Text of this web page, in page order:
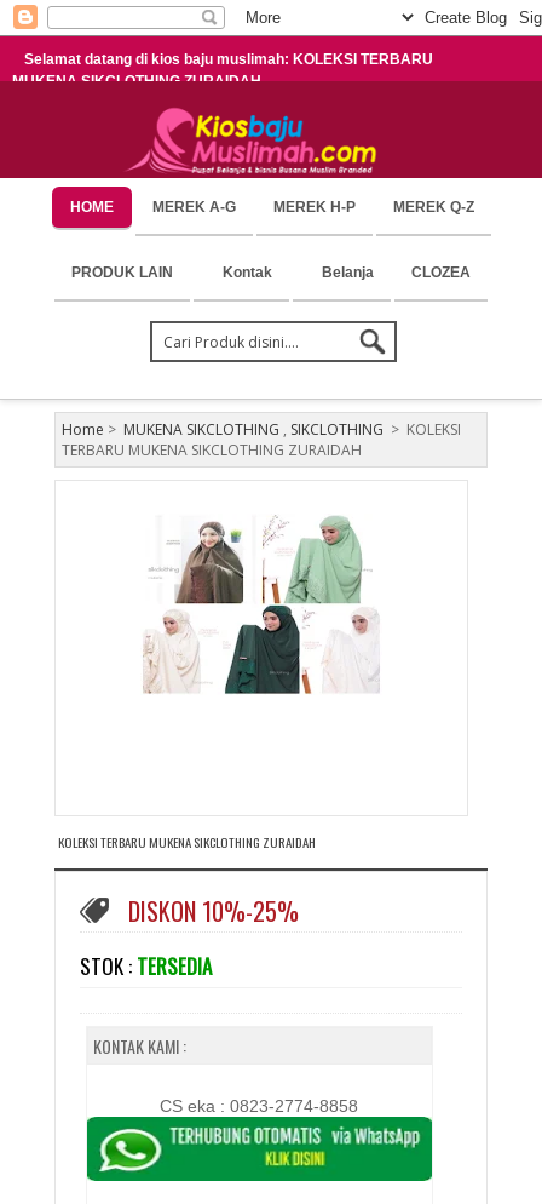
Selamat datang di kios baju muslimah: KOLEKSI TERBARU
MUKENA SIKCLOTHING ZURAIDAH
HOME MEREK A-G MEREK H-P MEREK Q-Z
PRODUK LAIN Kontak Belanja CLOZEA
Home > MUKENA SIKCLOTHING , SIKCLOTHING > KOLEKSI
TERBARU MUKENA SIKCLOTHING ZURAIDAH
KOLEKSI TERBARU MUKENA SIKCLOTHING ZURAIDAH
DISKON 10%-25%
STOK : TERSEDIA
KONTAK KAMI :
CS eka : 0823-2774-8858